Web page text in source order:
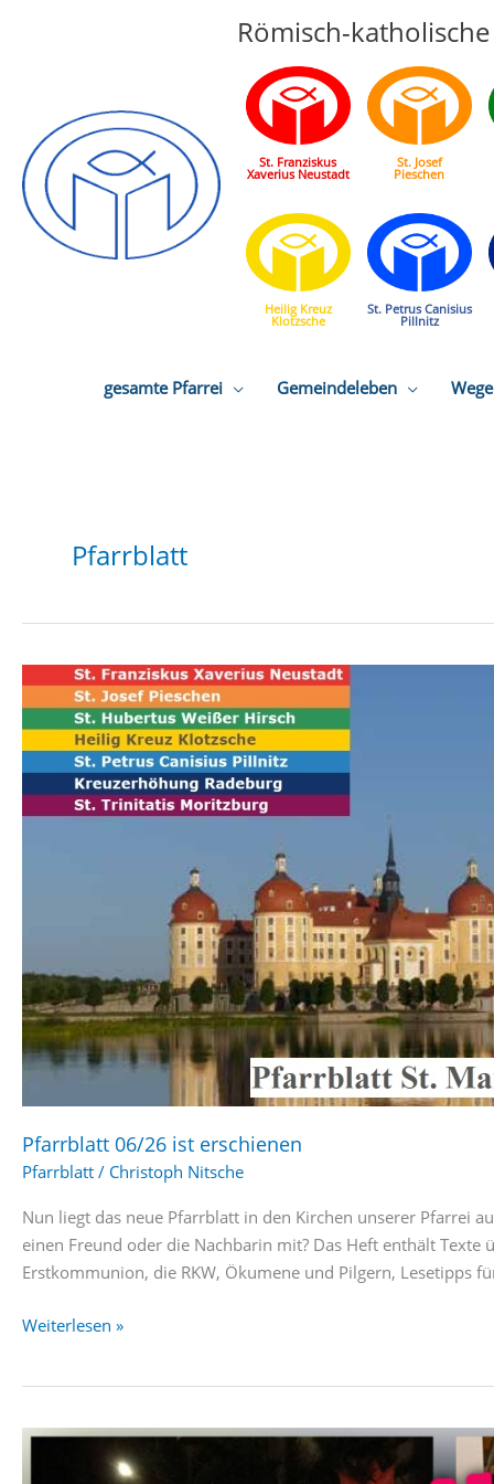
Römisch-
St. Franziskus
Xaverius Neustadt
St. Josef
Pieschen
Heilig Kreuz
Klotzsche
St. Petrus Canisius
Pillnitz
gesamte Pfarrei Gemeindeleben
Pfarrblatt
Pfarrblatt 06/26 ist erschienen
Pfarrblatt / Christoph Nitsche
Nun liegt das neue Pfarrblatt in den Kirchen unserer Pfarrei
einen Freund oder die Nachbarin mit? Das Heft enthält
Erstkommunion, die RKW, Ökumene und Pilgern, Lesetipps
Pfarrblatt
Weiterlesen »